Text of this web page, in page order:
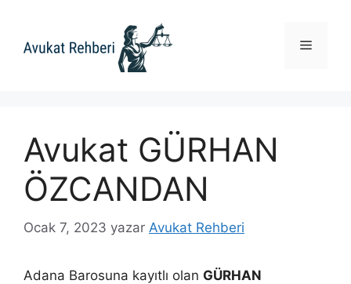
Menü
Avukat GÜRHAN
ÖZCANDAN
Ocak 7, 2023 yazar Avukat Rehberi
Adana Barosuna kayıtlı olan GÜRHAN